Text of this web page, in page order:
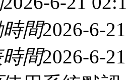
時間2026-6-
時間2026-6-